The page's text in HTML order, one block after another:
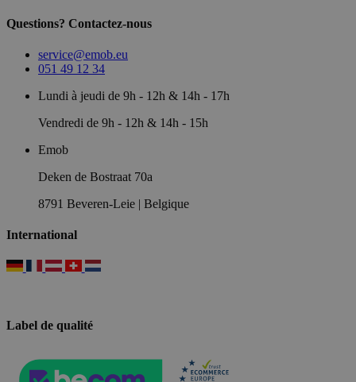
Questions? Contactez-nous
service@emob.eu
051 49 12 34
Lundi à jeudi de 9h - 12h & 14h - 17h
Vendredi de 9h - 12h & 14h - 15h
Emob
Deken de Bostraat 70a
8791 Beveren-Leie | Belgique
International
Label de qualité